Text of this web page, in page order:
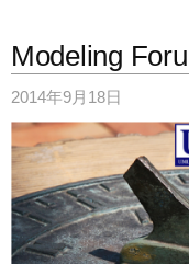
Modeling
2014年9月18日